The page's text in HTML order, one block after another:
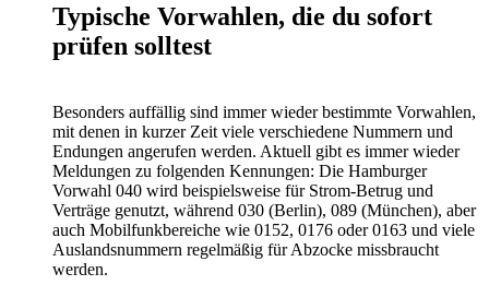
Typische Vorwahlen, die du sofort
prüfen solltest
Besonders auffällig sind immer wieder bestimmte Vorwahlen,
mit denen in kurzer Zeit viele verschiedene Nummern und
Endungen angerufen werden. Aktuell gibt es immer wieder
Meldungen zu folgenden Kennungen: Die Hamburger
Vorwahl 040 wird beispielsweise für Strom-Betrug und
Verträge genutzt, während 030 (Berlin), 089 (München), aber
auch Mobilfunkbereiche wie 0152, 0176 oder 0163 und viele
Auslandsnummern regelmäßig für Abzocke missbraucht
werden.